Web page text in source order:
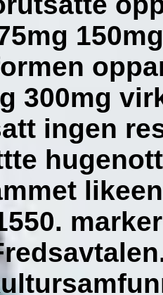
300mg
ingen